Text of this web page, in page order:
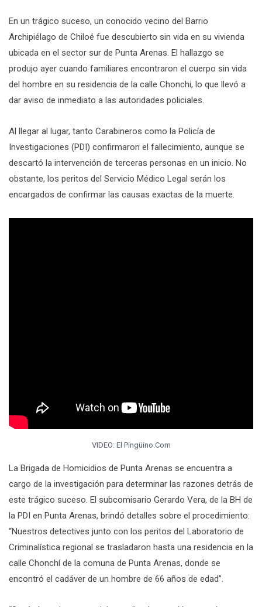
En un trágico suceso, un conocido vecino del Barrio
Archipiélago de Chiloé fue descubierto sin vida en su vivienda
ubicada en el sector sur de Punta Arenas. El hallazgo se
produjo ayer cuando familiares encontraron el cuerpo sin vida
del hombre en su residencia de la calle Chonchi, lo que llevó a
dar aviso de inmediato a las autoridades policiales.
Al llegar al lugar, tanto Carabineros como la Policía de
Investigaciones (PDI) confirmaron el fallecimiento, aunque se
descartó la intervención de terceras personas en un inicio. No
obstante, los peritos del Servicio Médico Legal serán los
encargados de confirmar las causas exactas de la muerte.
VIDEO: El Pingüino.Com
La Brigada de Homicidios de Punta Arenas se encuentra a
cargo de la investigación para determinar las razones detrás de
este trágico suceso. El subcomisario Gerardo Vera, de la BH de
la PDI en Punta Arenas, brindó detalles sobre el procedimiento:
“Nuestros detectives junto con los peritos del Laboratorio de
Criminalística regional se trasladaron hasta una residencia en la
calle Chonchí de la comuna de Punta Arenas, donde se
encontró el cadáver de un hombre de 66 años de edad”.